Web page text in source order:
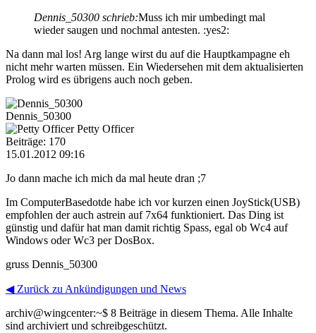
Dennis_50300 schrieb:Muss ich mir umbedingt mal
wieder saugen und nochmal antesten. :yes2:
Na dann mal los! Arg lange wirst du auf die Hauptkampagne eh
nicht mehr warten müssen. Ein Wiedersehen mit dem aktualisierten
Prolog wird es übrigens auch noch geben.
Dennis_50300
Petty Officer
Beiträge: 170
15.01.2012 09:16
Jo dann mache ich mich da mal heute dran ;7
Im ComputerBasedotde habe ich vor kurzen einen JoyStick(USB)
empfohlen der auch astrein auf 7x64 funktioniert. Das Ding ist
günstig und dafür hat man damit richtig Spass, egal ob Wc4 auf
Windows oder Wc3 per DosBox.
gruss Dennis_50300
◀ Zurück zu Ankündigungen und News
archiv@wingcenter:~$ 8 Beiträge in diesem Thema. Alle Inhalte
sind archiviert und schreibgeschützt.